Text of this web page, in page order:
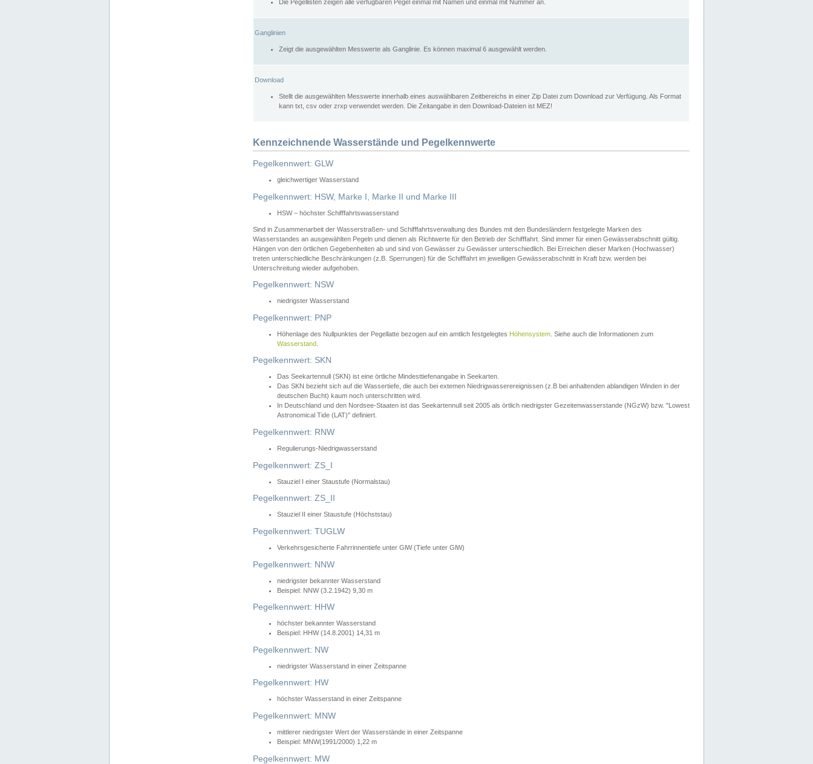
Die Pegellisten zeigen alle verfügbaren Pegel einmal mit Namen und einmal mit Nummer an.
Ganglinien
Zeigt die ausgewählten Messwerte als Ganglinie. Es können maximal 6 ausgewählt werden.
Download
Stellt die ausgewählten Messwerte innerhalb eines auswählbaren Zeitbereichs in einer Zip Datei zum Download zur Verfügung. Als Format
kann txt, csv oder zrxp verwendet werden. Die Zeitangabe in den Download-Dateien ist MEZ!
Kennzeichnende Wasserstände und Pegelkennwerte
Pegelkennwert: GLW
gleichwertiger Wasserstand
Pegelkennwert: HSW, Marke I, Marke II und Marke III
HSW – höchster Schifffahrtswasserstand
Sind in Zusammenarbeit der Wasserstraßen- und Schifffahrtsverwaltung des Bundes mit den Bundesländern festgelegte Marken des
Wasserstandes an ausgewählten Pegeln und dienen als Richtwerte für den Betrieb der Schifffahrt. Sind immer für einen Gewässerabschnitt gültig.
Hängen von den örtlichen Gegebenheiten ab und sind von Gewässer zu Gewässer unterschiedlich. Bei Erreichen dieser Marken (Hochwasser)
treten unterschiedliche Beschränkungen (z.B. Sperrungen) für die Schifffahrt im jeweiligen Gewässerabschnitt in Kraft bzw. werden bei
Unterschreitung wieder aufgehoben.
Pegelkennwert: NSW
niedrigster Wasserstand
Pegelkennwert: PNP
Höhenlage des Nullpunktes der Pegellatte bezogen auf ein amtlich festgelegtes Höhensystem . Siehe auch die Informationen zum
Wasserstand
Pegelkennwert: SKN
Das Seekartennull (SKN) ist eine örtliche Mindesttiefenangabe in Seekarten.
Das SKN bezieht sich auf die Wassertiefe, die auch bei extemen Niedrigwasserereignissen (z.B bei anhaltenden ablandigen Winden in der
deutschen Bucht) kaum noch unterschritten wird.
In Deutschland und den Nordsee-Staaten ist das Seekartennull seit 2005 als örtlich niedrigster Gezeitenwasserstande (NGzW) bzw. "Lowest
Astronomical Tide (LAT)" definiert.
Pegelkennwert: RNW
Regulierungs-Niedrigwasserstand
Pegelkennwert: ZS_I
Stauziel I einer Staustufe (Normalstau)
Pegelkennwert: ZS_II
Stauziel II einer Staustufe (Höchststau)
Pegelkennwert: TUGLW
Verkehrsgesicherte Fahrrinnentiefe unter GlW (Tiefe unter GlW)
Pegelkennwert: NNW
niedrigster bekannter Wasserstand
Beispiel: NNW (3.2.1942) 9,30 m
Pegelkennwert: HHW
höchster bekannter Wasserstand
Beispiel: HHW (14.8.2001) 14,31 m
Pegelkennwert: NW
niedrigster Wasserstand in einer Zeitspanne
Pegelkennwert: HW
höchster Wasserstand in einer Zeitspanne
Pegelkennwert: MNW
mittlerer niedrigster Wert der Wasserstände in einer Zeitspanne
Beispiel: MNW(1991/2000) 1,22 m
Pegelkennwert: MW